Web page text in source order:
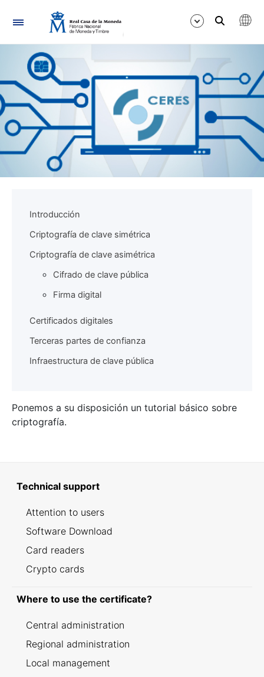
Navigation
Show/Hide
Show/Hide
Introducción
Criptografía de clave simétrica
Criptografía de clave asimétrica
Cifrado de clave pública
Firma digital
Certificados digitales
Terceras partes de confianza
Infraestructura de clave pública
Ponemos a su disposición un tutorial básico sobre
criptografía.
Technical support
Attention to users
Software Download
Card readers
Crypto cards
Where to use the certificate?
Central administration
Regional administration
Local management